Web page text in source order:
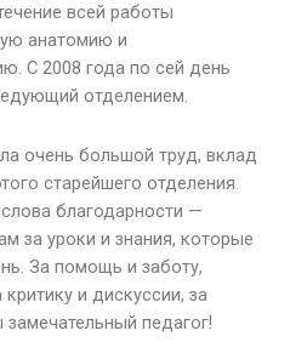
всей работы
анатомию и
С 2008 года по сей день
отделением.
очень большой труд, вклад
старейшего отделения.
благодарности —
за уроки и знания, которые
За помощь и заботу,
и дискуссии, за
педагог!